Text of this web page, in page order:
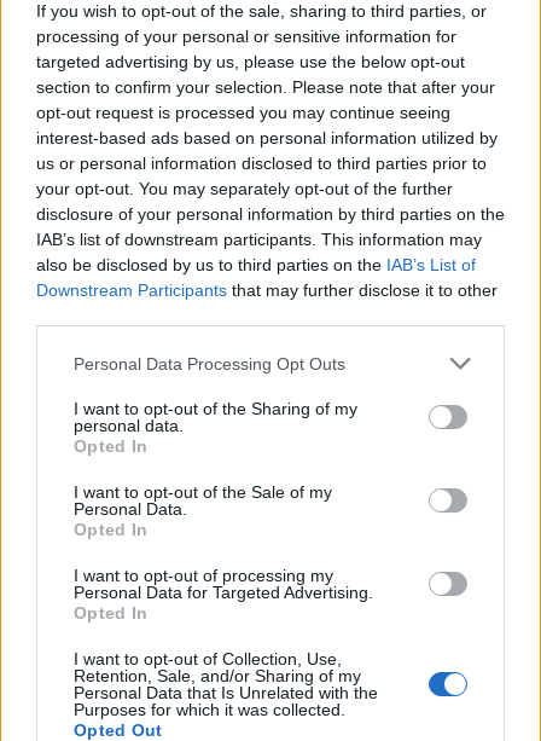
If you wish to opt-out of the sale, sharing to third parties, or
processing of your personal or sensitive information for
targeted advertising by us, please use the below opt-out
section to confirm your selection. Please note that after your
opt-out request is processed you may continue seeing
interest-based ads based on personal information utilized by
us or personal information disclosed to third parties prior to
your opt-out. You may separately opt-out of the further
disclosure of your personal information by third parties on the
IAB’s list of downstream participants. This information may
also be disclosed by us to third parties on the IAB’s List of
Downstream Participants that may further disclose it to other
Personal Data Processing Opt Outs
I want to opt-out of the Sharing of my
personal data.
Opted In
I want to opt-out of the Sale of my
Personal Data.
Opted In
I want to opt-out of processing my
Personal Data for Targeted Advertising.
Opted In
I want to opt-out of Collection, Use,
Retention, Sale, and/or Sharing of my
Personal Data that Is Unrelated with the
Purposes for which it was collected.
Opted Out